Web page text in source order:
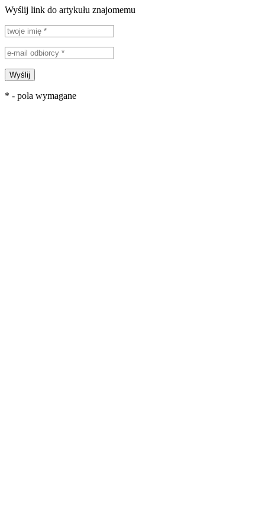
Wyślij link do artykułu znajomemu
Wyślij
* - pola wymagane